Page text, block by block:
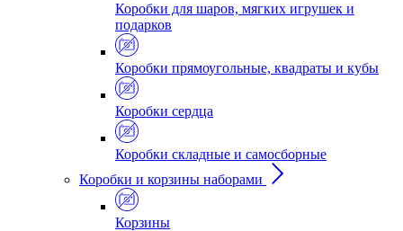
Коробки для шаров, мягких игрушек и
подарков
Коробки прямоугольные, квадраты и кубы
Коробки сердца
Коробки складные и самосборные
Коробки и корзины наборами
Корзины